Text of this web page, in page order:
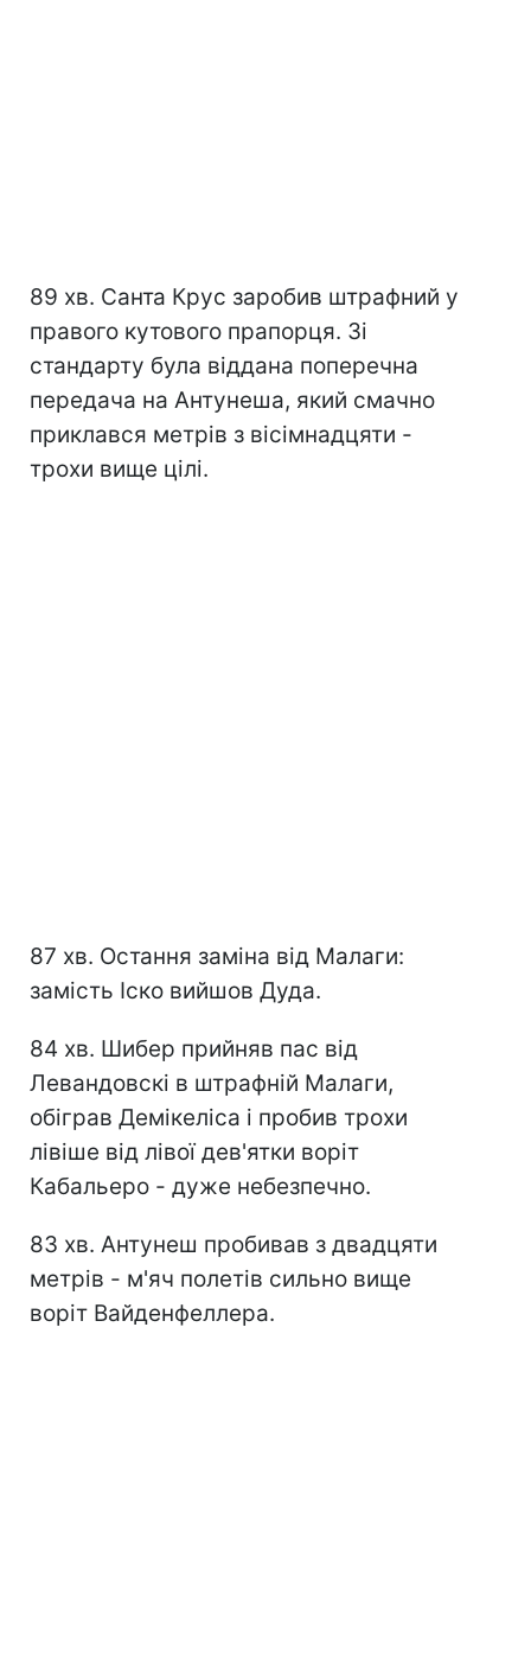
89 хв. Санта Крус заробив штрафний у
правого кутового прапорця. Зі
стандарту була віддана поперечна
передача на Антунеша, який смачно
приклався метрів з вісімнадцяти -
трохи вище цілі.
87 хв. Остання заміна від Малаги:
замість Іско вийшов Дуда.
84 хв. Шибер прийняв пас від
Левандовскі в штрафній Малаги,
обіграв Демікеліса і пробив трохи
лівіше від лівої дев'ятки воріт
Кабальеро - дуже небезпечно.
83 хв. Антунеш пробивав з двадцяти
метрів - м'яч полетів сильно вище
воріт Вайденфеллера.